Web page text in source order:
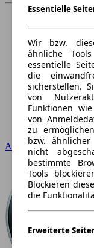
Audi
Essentielle
Wir bzw.
ähnliche
essentielle
die
sicherstellen.
von
Funktionen
von
zu
bzw.
nicht
bestimmte
Tools
Blockieren
die
Erweiterte